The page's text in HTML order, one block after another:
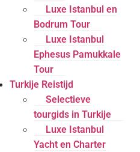
Luxe Istanbul en
Bodrum Tour
Luxe Istanbul
Ephesus Pamukkale
Tour
Turkije Reistijd
Selectieve
tourgids in Turkije
Luxe Istanbul
Yacht en Charter